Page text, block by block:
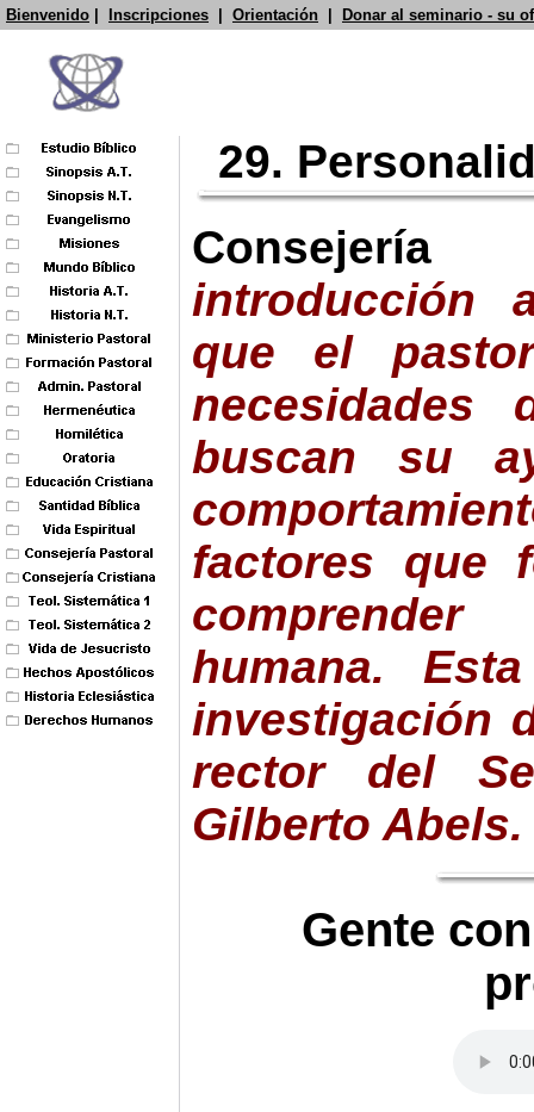
Bienvenido Inscripciones Orientación Donar al seminario - su
29.
Consejería
introducción
que el
necesidades
buscan su
factores que
humana. Esta
investigación
rector del
Gilberto Abels.
Gente